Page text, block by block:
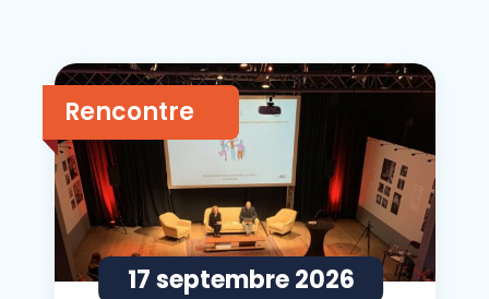
List
of
events
in
Photo
View
Rencontre
17 septembre 2026